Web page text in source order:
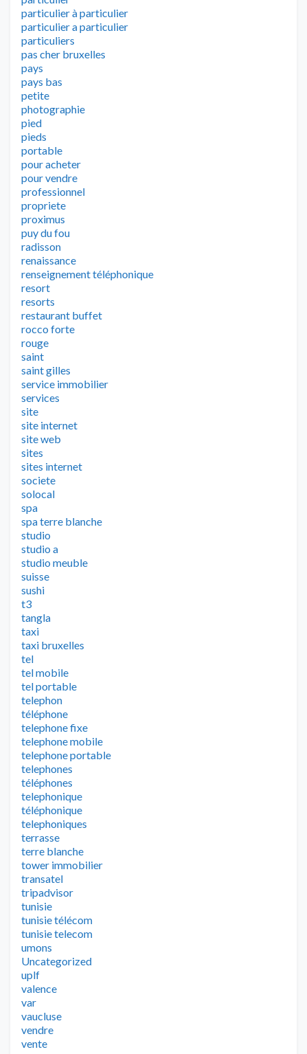
particulier à particulier
particulier a particulier
particuliers
pas cher bruxelles
pays
pays bas
petite
photographie
pied
pieds
portable
pour acheter
pour vendre
professionnel
propriete
proximus
puy du fou
radisson
renaissance
renseignement téléphonique
resort
resorts
restaurant buffet
rocco forte
rouge
saint
saint gilles
service immobilier
services
site
site internet
site web
sites
sites internet
societe
solocal
spa
spa terre blanche
studio
studio a
studio meuble
suisse
sushi
t3
tangla
taxi
taxi bruxelles
tel
tel mobile
tel portable
telephon
téléphone
telephone fixe
telephone mobile
telephone portable
telephones
téléphones
telephonique
téléphonique
telephoniques
terrasse
terre blanche
tower immobilier
transatel
tripadvisor
tunisie
tunisie télécom
tunisie telecom
umons
Uncategorized
uplf
valence
var
vaucluse
vendre
vente